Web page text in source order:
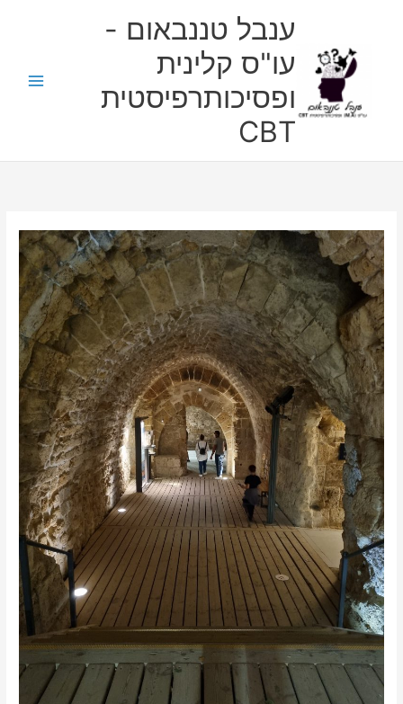
ענבל טננבאום -
עו"ס קלינית
ופסיכותרפיסטית
CBT